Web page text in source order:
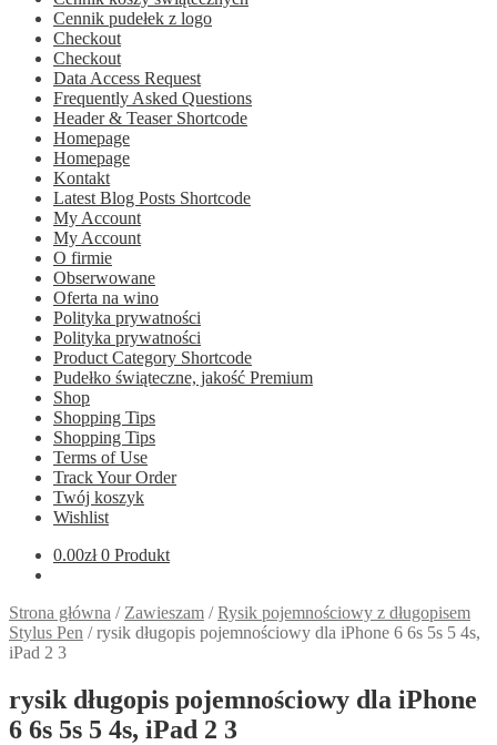
Cennik pudełek z logo
Checkout
Checkout
Data Access Request
Frequently Asked Questions
Header & Teaser Shortcode
Homepage
Homepage
Kontakt
Latest Blog Posts Shortcode
My Account
My Account
O firmie
Obserwowane
Oferta na wino
Polityka prywatności
Polityka prywatności
Product Category Shortcode
Pudełko świąteczne, jakość Premium
Shop
Shopping Tips
Shopping Tips
Terms of Use
Track Your Order
Twój koszyk
Wishlist
0.00zł 0 Produkt
Strona główna / Zawieszam /Rysik pojemnościowy z długopisem
Stylus Pen /rysik długopis pojemnościowy dla iPhone 6 6s 5s 5 4s,
iPad 2 3
rysik długopis pojemnościowy dla iPhone
6 6s 5s 5 4s, iPad 2 3